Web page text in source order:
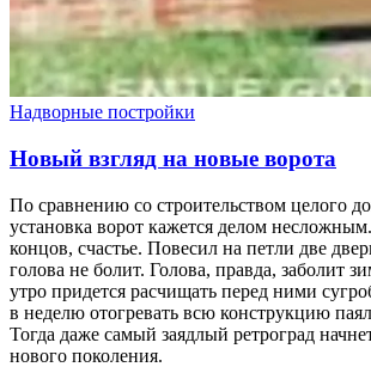
Надворные постройки
Новый взгляд на новые ворота
По сравнению со строительством целого
установка ворот кажется делом
концов, счастье. Повесил на петли две
голова не болит. Голова, правда, заболит
утро придется расчищать перед ними
в неделю отогревать всю конструкцию
Тогда даже самый заядлый ретроград
нового поколения.